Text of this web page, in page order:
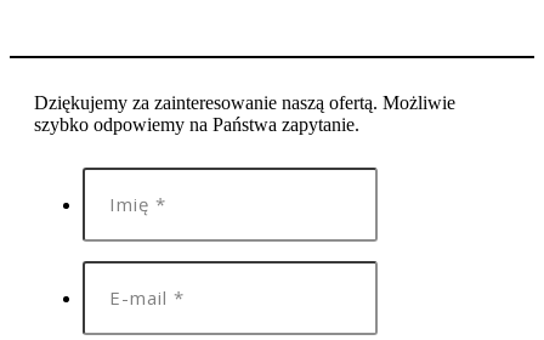
Dziękujemy za zainteresowanie naszą ofertą. Możliwie
szybko odpowiemy na Państwa zapytanie.